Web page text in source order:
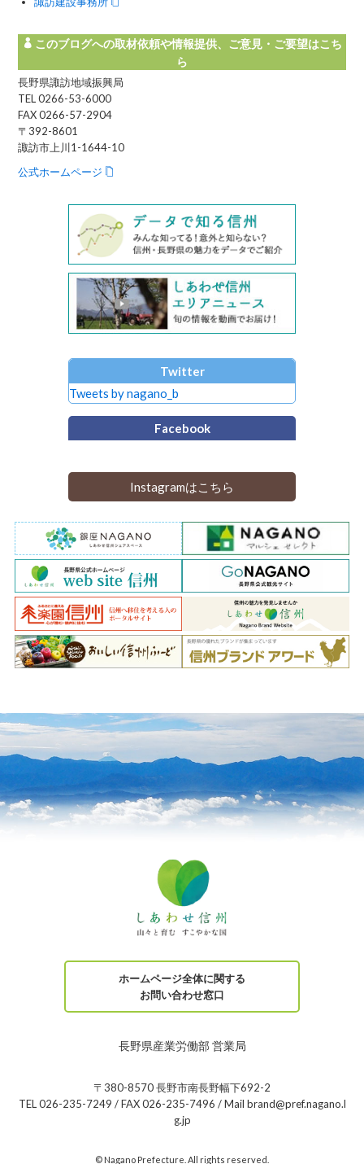
このブログへの取材依頼や情報提供、ご意見・ご要望はこち
ら
長野県諏訪地域振興局
TEL 0266-53-6000
FAX 0266-57-2904
〒392-8601
諏訪市上川1-1644-10
公式ホームページ
Twitter
Tweets by nagano_b
Facebook
Instagramはこちら
ホームページ全体に関する
お問い合わせ窓口
長野県産業労働部 営業局
〒380-8570 長野市南長野幅下692-2
TEL 026-235-7249 / FAX 026-235-7496 / Mail brand@pref.nagano.l
g.jp
© Nagano Prefecture. All rights reserved.